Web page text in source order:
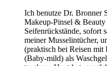
Ich benutze Dr. Bronner
Makeup-Pinsel &
Seifenrückstände, sofort
meiner Musselintücher,
(praktisch bei Reisen mit
(Baby-mild) als